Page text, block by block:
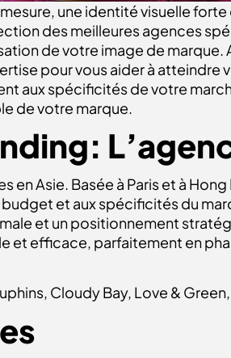
une identité visuelle
des meilleures agences
de votre image de
pour vous aider à
aux spécificités de votre
de votre marque.
:
en Asie. Basée à Paris et à
et aux spécificités du
et un positionnement
et efficace, parfaitement en
Cloudy Bay, Love &